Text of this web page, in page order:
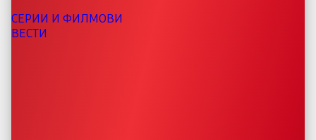
СЕРИИ И ФИЛМОВИ
ВЕСТИ